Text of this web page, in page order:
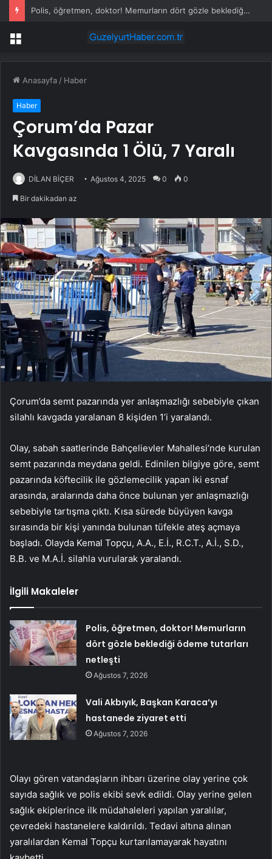
Polis, öğretmen, doktor! Memurların dört gözle beklediği ödeme tutarları netleşti
Menü
Anasayfa / Haber
Haber
Çorum’da Pazar
Kavgasında 1 Ölü, 7 Yaralı
DİLAN BİÇER Ağustos 4, 2025 0 0
Bir dakikadan az
Çorum’da semt pazarında yer anlaşmazlığı sebebiyle çıkan
silahlı kavgada yaralanan 8 kişiden 1’i yaralandı.
Olay, sabah saatlerinde Bahçelievler Mahallesi’nde kurulan
semt pazarında meydana geldi. Edinilen bilgiye göre, semt
pazarında köftecilik ile gözlemecilik yapan iki esnaf
arasında, aralarında daha önce bulunan yer anlaşmazlığı
sebebiyle tartışma çıktı. Kısa sürede büyüyen kavga
sırasında bir kişi yanında bulunan tüfekle ateş açmaya
başladı. Olayda Kemal Topçu, A.A., E.İ., R.C.T., A.İ., S.D.,
B.B. ve M.A.İ. silahla vurularak yaralandı.
İlgili Makaleler
Polis, öğretmen, doktor! Memurların
dört gözle beklediği ödeme tutarları
netleşti
Ağustos 7, 2026
Vali Akbıyık, Başkan Karaca’yı
hastanede ziyaret etti
Ağustos 7, 2026
Olayı gören vatandaşların ihbarı üzerine olay yerine çok
sayıda sağlık ve polis ekibi sevk edildi. Olay yerine gelen
sağlık ekiplerince ilk müdahaleleri yapılan yaralılar,
çevredeki hastanelere kaldırıldı. Tedavi altına alınan
yaralılardan Kemal Topçu kurtarılamayarak hayatını